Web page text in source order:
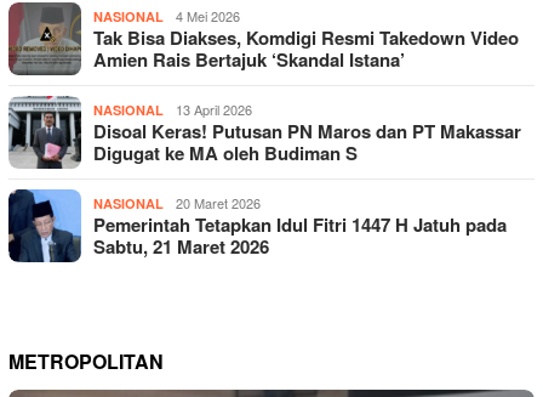
NASIONAL 4 Mei 2026
Tak Bisa Diakses, Komdigi Resmi Takedown Video
Amien Rais Bertajuk ‘Skandal Istana’
NASIONAL 13 April 2026
Disoal Keras! Putusan PN Maros dan PT Makassar
Digugat ke MA oleh Budiman S
NASIONAL 20 Maret 2026
Pemerintah Tetapkan Idul Fitri 1447 H Jatuh pada
Sabtu, 21 Maret 2026
METROPOLITAN